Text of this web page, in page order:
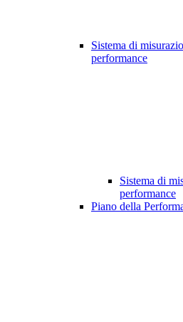
Sistema di
performance
Sistema di
performance
Piano della